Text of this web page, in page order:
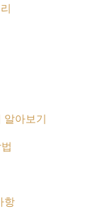
알아보기
항